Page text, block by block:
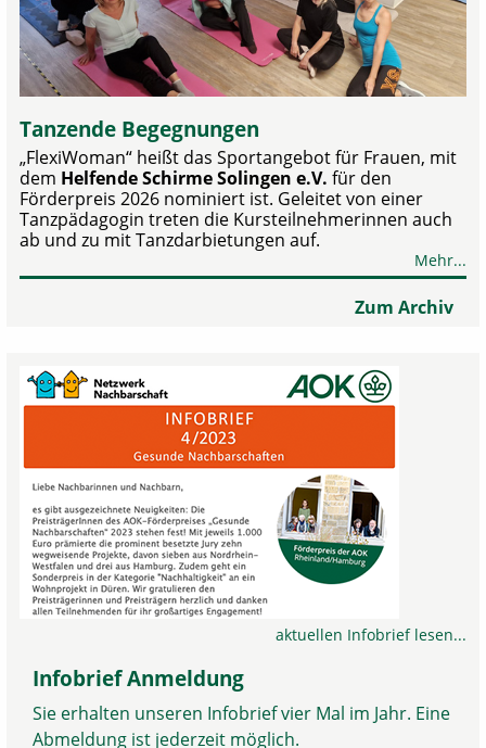
Tanzende Begegnungen
„FlexiWoman“ heißt das Sportangebot für Frauen, mit
dem Helfende Schirme Solingen e.V. für den
Förderpreis 2026 nominiert ist. Geleitet von einer
Tanzpädagogin treten die Kursteilnehmerinnen auch
ab und zu mit Tanzdarbietungen auf.
Mehr...
Zum Archiv
aktuellen Infobrief lesen...
Infobrief Anmeldung
Sie erhalten unseren Infobrief vier Mal im Jahr. Eine
Abmeldung ist jederzeit möglich.